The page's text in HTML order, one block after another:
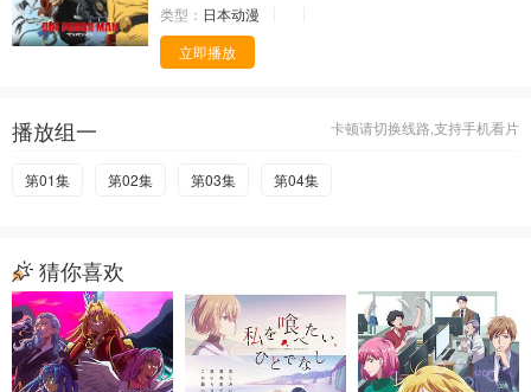
类型： 日本动漫
立即播放
卡顿请切换线路,支持手机看片
播放组一
第01集 第02集 第03集 第04集
猜你喜欢